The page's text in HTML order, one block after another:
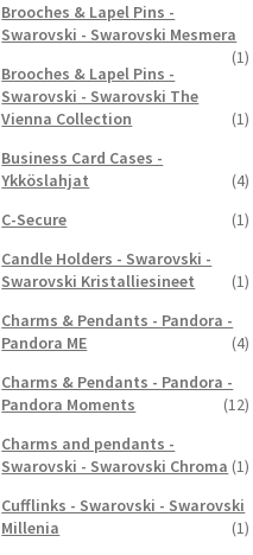
Brooches & Lapel Pins -
Swarovski - Swarovski Mesmera
(1)
Brooches & Lapel Pins -
Swarovski - Swarovski The
Vienna Collection
(1)
Business Card Cases -
Ykköslahjat
(4)
C-Secure
(1)
Candle Holders - Swarovski -
Swarovski Kristalliesineet
(1)
Charms & Pendants - Pandora -
Pandora ME
(4)
Charms & Pendants - Pandora -
Pandora Moments
(12)
Charms and pendants -
Swarovski - Swarovski Chroma (1)
Cufflinks - Swarovski - Swarovski
Millenia
(1)